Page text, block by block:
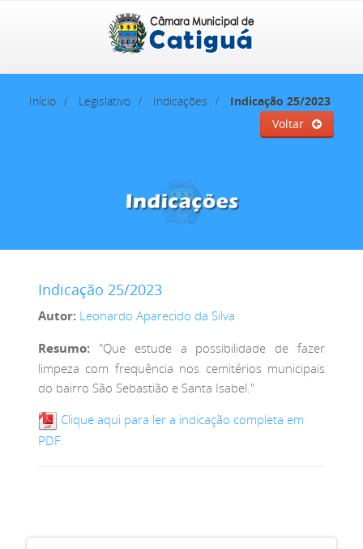
Início Legislativo Indicações
Indicação 25/2023
Voltar
Indicação 25/2023
Autor: Leonardo Aparecido da Silva
Resumo:"Que estude a possibilidade de fazer
limpeza com frequência nos cemitérios municipais
do bairro São Sebastião e Santa Isabel."
Clique aqui para ler a indicação completa em
PDF.